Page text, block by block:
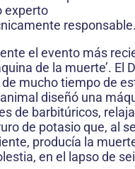
experto
responsable.
el evento más
de la muerte’. El
de mucho tiempo de
diseñó una
de barbitúricos,
de potasio que, al
producía la
en el lapso de